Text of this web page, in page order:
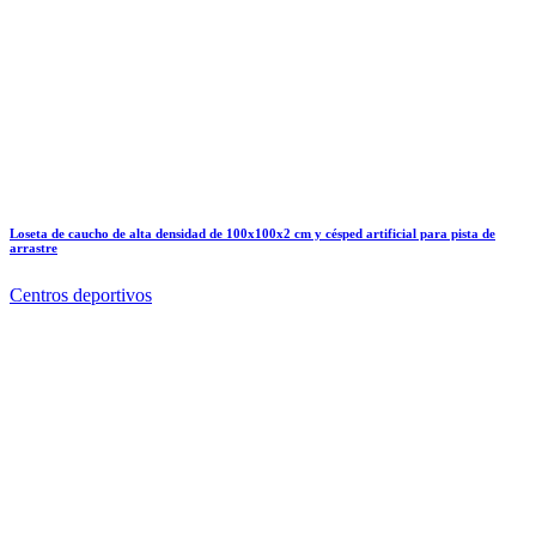
Loseta de caucho de alta densidad de 100x100x2 cm y césped artificial para pista de
arrastre
Centros deportivos